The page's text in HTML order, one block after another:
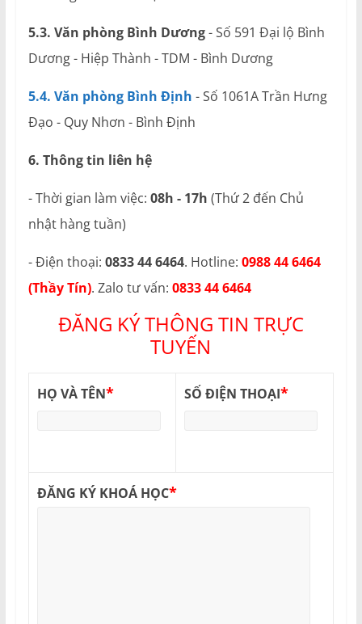
5.3. Văn phòng Bình Dương- Số 591 Đại lộ Bình
Dương - Hiệp Thành - TDM - Bình Dương
5.4. Văn phòng Bình Định - Số 1061A Trần Hưng
Đạo - Quy Nhơn - Bình Định
6. Thông tin liên hệ
- Thời gian làm việc: 08h - 17h (Thứ 2 đến Chủ
nhật hàng tuần)
- Điện thoại: 0833 44 6464. Hotline: 0988 44 6464
(Thầy Tín). Zalo tư vấn: 0833 44 6464
ĐĂNG KÝ THÔNG TIN TRỰC
TUYẾN
HỌ VÀ TÊN* SỐ ĐIỆN THOẠI*
ĐĂNG KÝ KHOÁ HỌC*